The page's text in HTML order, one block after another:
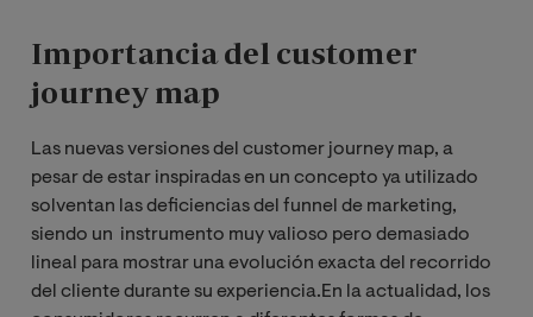
Importancia del customer
journey map
Las nuevas versiones del customer journey map, a
pesar de estar inspiradas en un concepto ya utilizado
solventan las deficiencias del funnel de marketing,
siendo un instrumento muy valioso pero demasiado
lineal para mostrar una evolución exacta del recorrido
del cliente durante su experiencia.En la actualidad, los